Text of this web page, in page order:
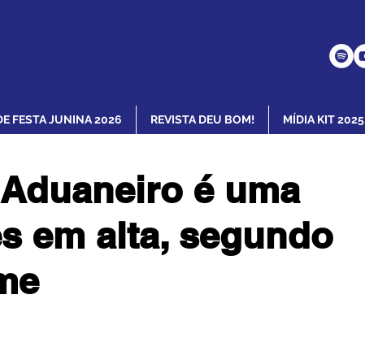
FESTA JUNINA 2026 REVISTA DEU BOM! MÍDIA KIT 2025
é uma
em alta, segundo